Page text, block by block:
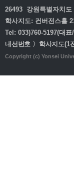
26493 강원특별자치
학사지도: 컨버전스홀
Tel: 033)760-5197(대
내선번호 〉학사지도(1
Copyright (c) Yonsei